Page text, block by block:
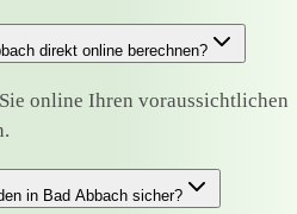
direkt online berechnen?
online Ihren voraussichtlichen
in Bad Abbach sicher?